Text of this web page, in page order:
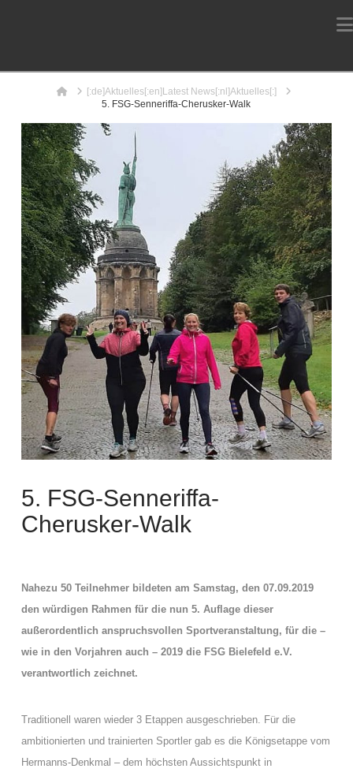
Home[:de]Aktuelles[:en]Latest News[:nl]Aktuelles[:]
5. FSG-Senneriffa-Cherusker-Walk
5. FSG-Senneriffa-
Cherusker-Walk
Nahezu 50 Teilnehmer bildeten am Samstag, den 07.09.2019
den würdigen Rahmen für die nun 5. Auflage dieser
außerordentlich anspruchsvollen Sportveranstaltung, für die –
wie in den Vorjahren auch – 2019 die FSG Bielefeld e.V.
verantwortlich zeichnet.
Traditionell waren wieder 3 Etappen ausgeschrieben. Für die
ambitionierten und trainierten Sportler gab es die Königsetappe vom
Hermanns-Denkmal – dem höchsten Aussichtspunkt in